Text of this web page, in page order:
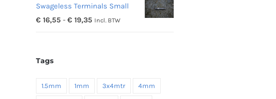
Swageless Terminals Small
€ 16,55 - € 19,35 Prijsklasse:
Incl. BTW
Tags
1.5mm 1mm 3x4mtr 4mm